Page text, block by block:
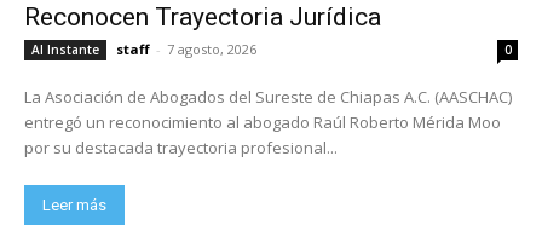
Reconocen Trayectoria Jurídica
Al Instante staff - 7 agosto, 2026 0
La Asociación de Abogados del Sureste de Chiapas A.C. (AASCHAC)
entregó un reconocimiento al abogado Raúl Roberto Mérida Moo
por su destacada trayectoria profesional...
Leer más